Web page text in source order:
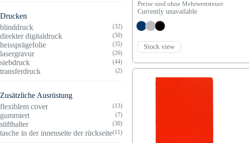
Drucken
blinddruck
(32)
direkter digitaldruck (50)
heissprägefolie (35)
lasergravur (26)
siebdruck (44)
transferdruck (2)
Zusätzliche Ausrüstung
flexiblem cover
(13)
gummiert (7)
stifthalter (30)
tasche in der innenseite der rückseite(11)
Preise sind ohne Mehrwertsteuer
Currently unavailable
Stock view